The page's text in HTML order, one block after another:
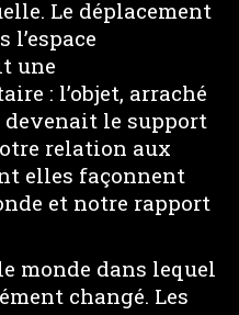
Le déplacement
l’espace
une
: l’objet, arraché
devenait le support
relation aux
elles façonnent
et notre rapport
monde dans lequel
changé. Les